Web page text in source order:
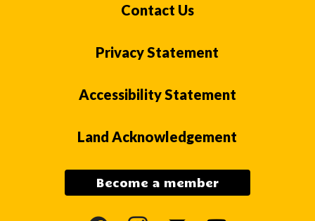
Contact Us
Privacy Statement
Accessibility Statement
Land Acknowledgement
Become a member